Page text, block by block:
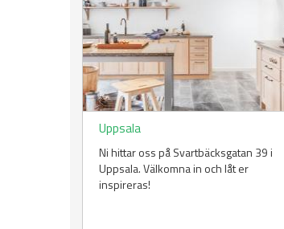
Uppsala
Ni hittar oss på Svartbäcksgatan 39 i
Uppsala. Välkomna in och låt er
inspireras!